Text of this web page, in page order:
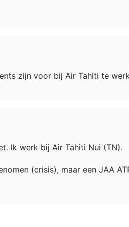
zijn voor bij Air Tahiti te
Ik werk bij Air Tahiti Nui (TN).
(crisis), maar een JAA